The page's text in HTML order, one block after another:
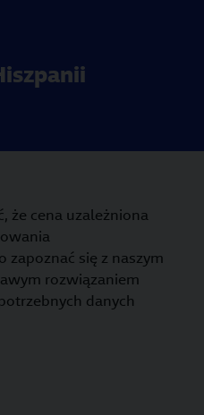
że cena uzależniona
się z naszym
rozwiązaniem
danych